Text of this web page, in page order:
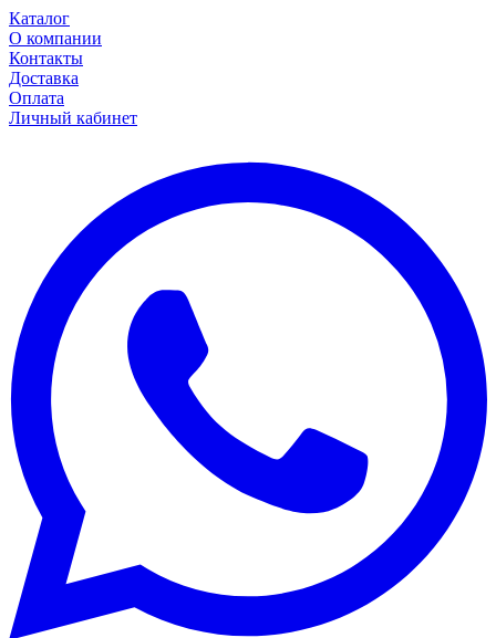
Каталог
О компании
Контакты
Доставка
Оплата
Личный кабинет